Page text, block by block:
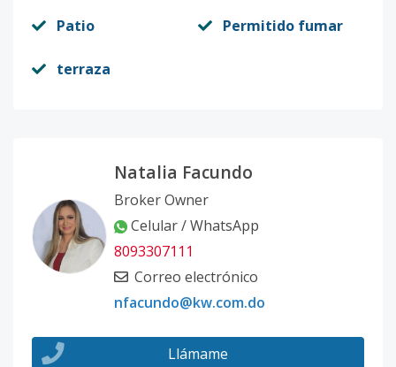
Patio Permitido fumar
terraza
Natalia Facundo
Broker Owner
Celular / WhatsApp
8093307111
Correo electrónico
nfacundo@kw.com.do
Llámame